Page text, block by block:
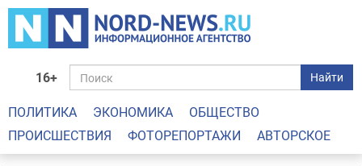
16+ Найти
ПОЛИТИКА ЭКОНОМИКА
ОБЩЕСТВО
ПРОИСШЕСТВИЯ
ФОТОРЕПОРТАЖИ АВТОРСКОЕ